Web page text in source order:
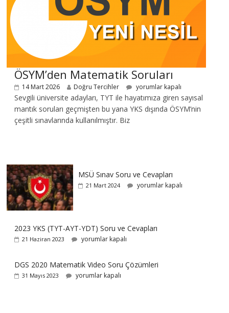
ÖSYM’den Matematik Soruları
14 Mart 2026 Doğru Tercihler yorumlar kapalı
Sevgili üniversite adayları, TYT ile hayatımıza giren sayısal
mantık soruları geçmişten bu yana YKS dışında ÖSYM’nin
çeşitli sınavlarında kullanılmıştır. Biz
MSÜ Sınav Soru ve Cevapları
21 Mart 2024 yorumlar kapalı
2023 YKS (TYT-AYT-YDT) Soru ve Cevapları
21 Haziran 2023 yorumlar kapalı
DGS 2020 Matematik Video Soru Çözümleri
31 Mayıs 2023 yorumlar kapalı